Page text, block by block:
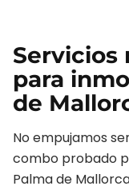
Servicios
para
de
No empujamos
combo probado
Palma de